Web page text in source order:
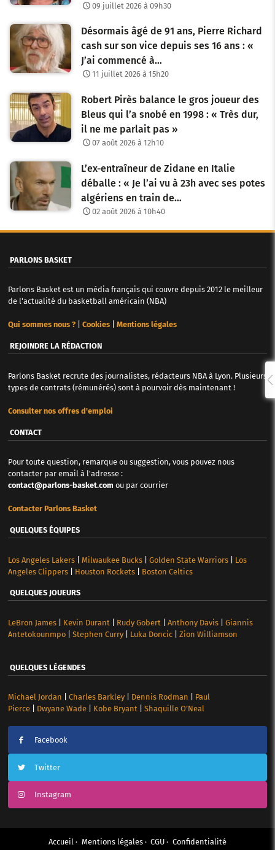
09 juillet 2026 à 09h30
Désormais âgé de 91 ans, Pierre Richard
cash sur son vice depuis ses 16 ans : «
J’ai commencé à…
11 juillet 2026 à 15h20
Robert Pirès balance le gros joueur des
Bleus qui l’a snobé en 1998 : « Très dur,
il ne me parlait pas »
07 août 2026 à 12h10
L’ex-entraîneur de Zidane en Italie
déballe : « Je l’ai vu à 23h avec ses potes
algériens en train de…
02 août 2026 à 10h40
PARLONS BASKET
Parlons Basket est un média français qui couvre depuis 2012 le meilleur
de l'actualité du basketball américain (NBA)
Qui sommes nous ?| Cookies| Mentions légales
REJOINDRE LA RÉDACTION
Parlons Basket recrute des journalistes, rédacteurs NBA à Lyon. Plusieurs
types de contrats (rémunérés) sont à pourvoir dès maintenant !
Consulter nos offres d'emploi
CONTACT
Pour toute question, remarque ou suggestion, vous pouvez nous
contacter par email à l'adresse :
contact@parlons-basket.com ou par courrier
Contacter Parlons Basket
QUELQUES ÉQUIPES
Los Angeles Lakers| Milwaukee Bucks| Golden State Warriors| Los
Angeles Clippers| Houston Rockets| Boston Celtics
QUELQUES JOUEURS
LeBron James| Kevin Durant Rudy Gobert Anthony Davis| Giannis
Antetokounmpo| Stephen Curry| Luka Doncic| Zion Williamson
QUELQUES LÉGENDES
Michael Jordan Charles Barkley| Dennis Rodman
Paul
Pierce| Dwyane Wade| Kobe Bryant| Shaquille O’Neal
Facebook
Twitter
Instagram
Accueil Mentions légales CGU
Confidentialité